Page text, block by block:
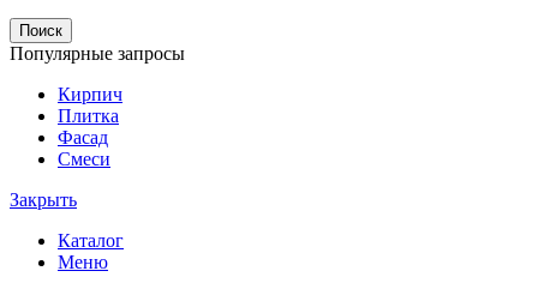
Поиск
Популярные запросы
Кирпич
Плитка
Фасад
Смеси
Закрыть
Каталог
Меню